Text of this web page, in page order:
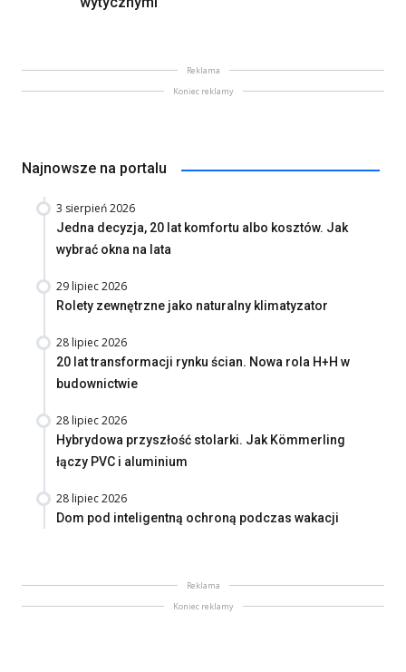
Reklama
Koniec reklamy
Najnowsze na portalu
3 sierpień 2026
Jedna decyzja, 20 lat komfortu albo kosztów. Jak
wybrać okna na lata
29 lipiec 2026
Rolety zewnętrzne jako naturalny klimatyzator
28 lipiec 2026
20 lat transformacji rynku ścian. Nowa rola H+H w
budownictwie
28 lipiec 2026
Hybrydowa przyszłość stolarki. Jak Kömmerling
łączy PVC i aluminium
28 lipiec 2026
Dom pod inteligentną ochroną podczas wakacji
Reklama
Koniec reklamy